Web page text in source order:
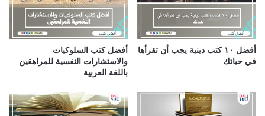
ت
أفضل ١٠ كتب دينية يجب أن تقرأها
في حياتك
أفضل كتب السلوكيات
والاستشارات النفسية للمراهقين
باللغة العربية